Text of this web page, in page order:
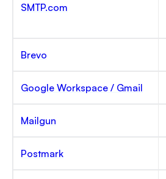
SMTP.com
Brevo
Google Workspace / Gmail
Mailgun
Postmark